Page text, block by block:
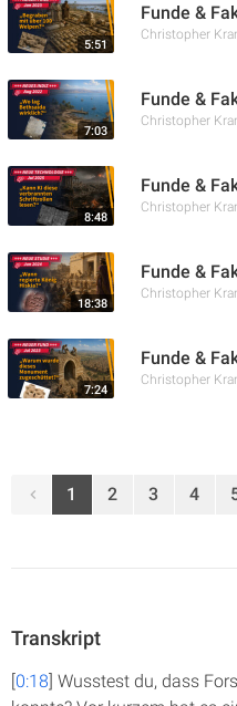
5:51
Funde &
Christopher
7:03
Funde &
Christopher
8:48
Funde &
Christopher
18:38
Funde &
Christopher
7:24
Funde &
Christopher
1 2 3 4
Transkript
[0:18] Wusstest du, dass